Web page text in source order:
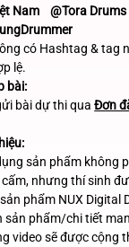
Nam @Tora Drums
có Hashtag & tag
lệ.
bài:
bài dự thi quaĐơn
sản phẩm không
cấm, nhưng thí sinh
phẩm NUX Digital
sản phẩm/chi tiết
video sẽ được cộng